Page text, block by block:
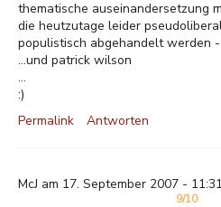
thematische auseinandersetzung
die heutzutage leider
populistisch abgehandelt werden -
...und patrick wilson
...
:)
Permalink
Antworten
McJ am 17. September 2007 - 11:31
9/10